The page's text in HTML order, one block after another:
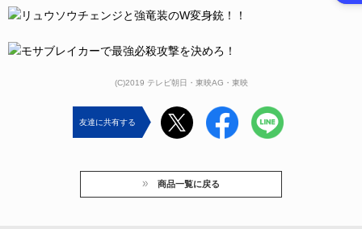
(C)2019 テレビ朝日・東映AG・東映
友達に共有する
商品一覧に戻る